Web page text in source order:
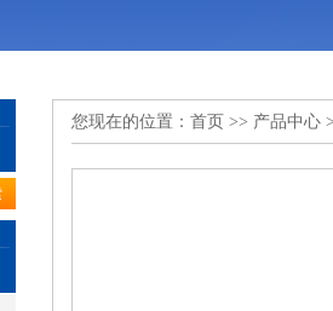
您现在的位置： 首页 >> 产品中心